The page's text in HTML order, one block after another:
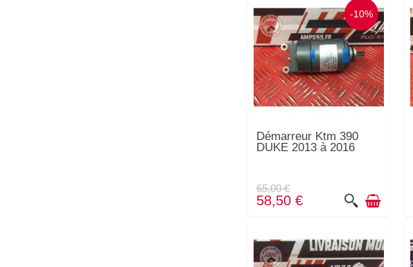
-10%
Démarreur Ktm 390
DUKE 2013 à 2016
65,00 €
58,50 €